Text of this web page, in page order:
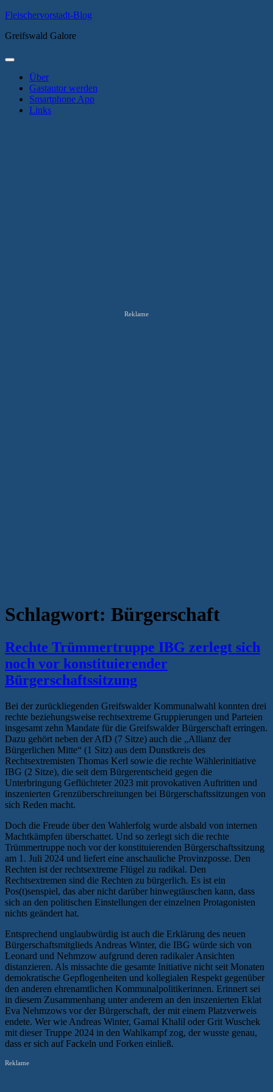
Zum
springen
Fleischervorstadt-Blog
Greifswald Galore
Primäres
Über
Gastautor werden
Smartphone App
Links
Reklame
Schlagwort: Bürgerschaft
Rechte Trümmertruppe IBG zerlegt sich
noch vor konstituierender
Bürgerschaftssitzung
Bei der zurückliegenden Greifswalder Kommunalwahl konnten drei
rechte beziehungsweise rechtsextreme Gruppierungen und Parteien
insgesamt zehn Mandate für die Greifswalder Bürgerschaft erringen.
Dazu gehört neben der AfD (7 Sitze) auch die „Allianz der
Bürgerlichen Mitte“ (1 Sitz) aus dem Dunstkreis des
Rechtsextremisten Thomas Kerl sowie die rechte Wählerinitiative
IBG (2 Sitze), die seit dem Bürgerentscheid gegen die
Unterbringung Geflüchteter 2023 mit provokativen Auftritten und
inszenierten Grenzüberschreitungen bei Bürgerschaftssitzungen von
sich Reden macht.
Doch die Freude über den Wahlerfolg wurde alsbald von internen
Machtkämpfen überschattet. Und so zerlegt sich die rechte
Trümmertruppe noch vor der konstituierenden Bürgerschaftssitzung
am 1. Juli 2024 und liefert eine anschauliche Provinzposse. Den
Rechten ist der rechtsextreme Flügel zu radikal. Den
Rechtsextremen sind die Rechten zu bürgerlich. Es ist ein
Pos(t)senspiel, das aber nicht darüber hinwegtäuschen kann, dass
sich an den politischen Einstellungen der einzelnen Protagonisten
nichts geändert hat.
Entsprechend unglaubwürdig ist auch die Erklärung des neuen
Bürgerschaftsmitglieds Andreas Winter, die IBG würde sich von
Leonard und Nehmzow aufgrund deren radikaler Ansichten
distanzieren. Als missachte die gesamte Initiative nicht seit Monaten
demokratische Gepflogenheiten und kollegialen Respekt gegenüber
den anderen ehrenamtlichen Kommunalpolitikerinnen. Erinnert sei
in diesem Zusammenhang unter anderem an den inszenierten Eklat
Eva Nehmzows vor der Bürgerschaft, der mit einem Platzverweis
endete. Wer wie Andreas Winter, Gamal Khalil oder Grit Wuschek
mit dieser Truppe 2024 in den Wahlkampf zog, der wusste genau,
dass er sich auf Fackeln und Forken einließ.
Reklame